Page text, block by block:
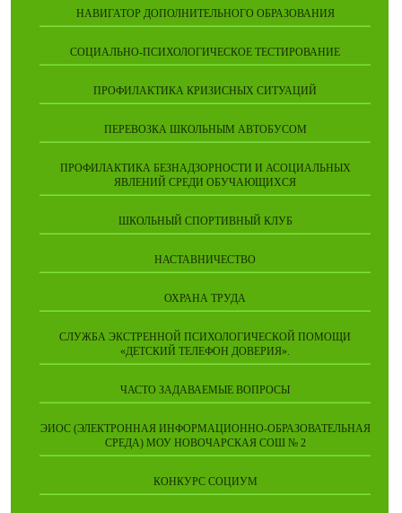
НАВИГАТОР ДОПОЛНИТЕЛЬНОГО ОБРАЗОВАНИЯ
СОЦИАЛЬНО-ПСИХОЛОГИЧЕСКОЕ ТЕСТИРОВАНИЕ
ПРОФИЛАКТИКА КРИЗИСНЫХ СИТУАЦИЙ
ПЕРЕВОЗКА ШКОЛЬНЫМ АВТОБУСОМ
ПРОФИЛАКТИКА БЕЗНАДЗОРНОСТИ И АСОЦИАЛЬНЫХ
ЯВЛЕНИЙ СРЕДИ ОБУЧАЮЩИХСЯ
ШКОЛЬНЫЙ СПОРТИВНЫЙ КЛУБ
НАСТАВНИЧЕСТВО
ОХРАНА ТРУДА
СЛУЖБА ЭКСТРЕННОЙ ПСИХОЛОГИЧЕСКОЙ ПОМОЩИ
«ДЕТСКИЙ ТЕЛЕФОН ДОВЕРИЯ».
ЧАСТО ЗАДАВАЕМЫЕ ВОПРОСЫ
ЭИОС (ЭЛЕКТРОННАЯ ИНФОРМАЦИОННО-ОБРАЗОВАТЕЛЬНАЯ
СРЕДА) МОУ НОВОЧАРСКАЯ СОШ № 2
КОНКУРС СОЦИУМ